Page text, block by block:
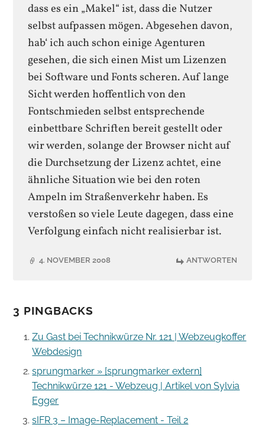
dass es ein „Makel“ ist, dass die Nutzer
selbst aufpassen mögen. Abgesehen davon,
hab‘ ich auch schon einige Agenturen
gesehen, die sich einen Mist um Lizenzen
bei Software und Fonts scheren. Auf lange
Sicht werden hoffentlich von den
Fontschmieden selbst entsprechende
einbettbare Schriften bereit gestellt oder
wir werden, solange der Browser nicht auf
die Durchsetzung der Lizenz achtet, eine
ähnliche Situation wie bei den roten
Ampeln im Straßenverkehr haben. Es
verstoßen so viele Leute dagegen, dass eine
Verfolgung einfach nicht realisierbar ist.
4. NOVEMBER 2008 ANTWORTEN
3 PINGBACKS
Zu Gast bei Technikwürze Nr. 121 | Webzeugkoffer
Webdesign
sprungmarker » [sprungmarker extern]
Technikwürze 121 - Webzeug | Artikel von Sylvia
Egger
sIFR 3 – Image-Replacement - Teil 2